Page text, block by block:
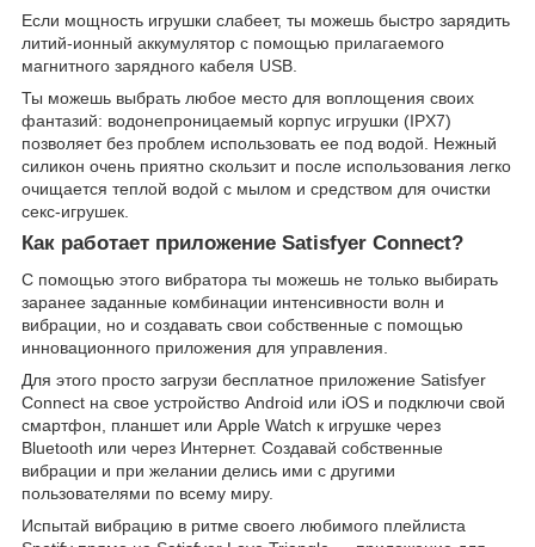
Если мощность игрушки слабеет, ты можешь быстро зарядить
литий-ионный аккумулятор с помощью прилагаемого
магнитного зарядного кабеля USB.
Ты можешь выбрать любое место для воплощения своих
фантазий: водонепроницаемый корпус игрушки (IPX7)
позволяет без проблем использовать ее под водой. Нежный
силикон очень приятно скользит и после использования легко
очищается теплой водой с мылом и средством для очистки
секс-игрушек.
Как работает приложение Satisfyer Connect?
С помощью этого вибратора ты можешь не только выбирать
заранее заданные комбинации интенсивности волн и
вибрации, но и создавать свои собственные с помощью
инновационного приложения для управления.
Для этого просто загрузи бесплатное приложение Satisfyer
Connect на свое устройство Android или iOS и подключи свой
смартфон, планшет или Apple Watch к игрушке через
Bluetooth или через Интернет. Создавай собственные
вибрации и при желании делись ими с другими
пользователями по всему миру.
Испытай вибрацию в ритме своего любимого плейлиста